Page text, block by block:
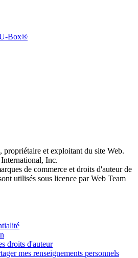
U-Box®
propriétaire et exploitant du site Web.
International, Inc.
de commerce et droits d'auteur de
utilisés sous licence par Web Team
droits d'auteur
mes renseignements personnels